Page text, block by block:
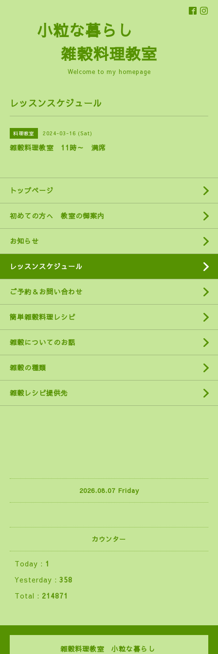
小粒な暮らし
雑穀料理教室
Welcome to my homepage
レッスンスケジュール
料理教室 2024-03-16 (Sat)
雑穀料理教室 11時～ 満席
トップページ
初めての方へ 教室の御案内
お知らせ
レッスンスケジュール
ご予約＆お問い合わせ
簡単雑穀料理レシピ
雑穀についてのお話
雑穀の種類
雑穀レシピ提供先
2026.08.07 Friday
カウンター
Today : 1
Yesterday : 358
Total : 214871
雑穀料理教室 小粒な暮らし